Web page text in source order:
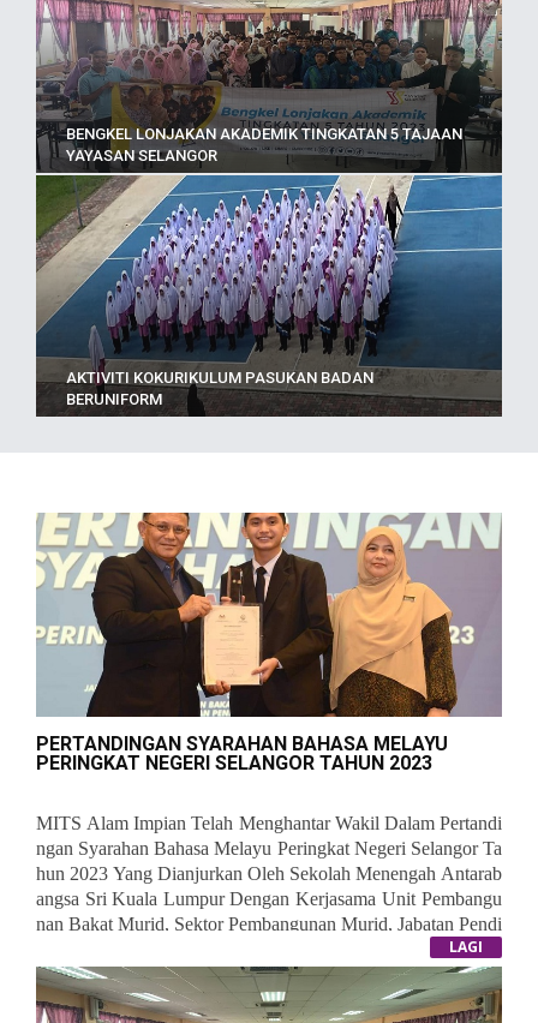
BENGKEL LONJAKAN AKADEMIK TINGKATAN 5 TAJAAN
YAYASAN SELANGOR
AKTIVITI KOKURIKULUM PASUKAN BADAN
BERUNIFORM
PERTANDINGAN SYARAHAN BAHASA MELAYU
PERINGKAT NEGERI SELANGOR TAHUN 2023
MITS Alam Impian Telah Menghantar Wakil Dalam Pertandi
Ngan Syarahan Bahasa Melayu Peringkat Negeri Selangor Ta
Hun 2023 Yang Dianjurkan Oleh Sekolah Menengah Antarab
Angsa Sri Kuala LumpurDengan Kerjasama Unit Pembangu
Nan Bakat Murid, Sektor Pembangunan Murid, Jabatan Pendi
Dikan Negeri Selangor Pada 15 Ogos 2023. Info Lanjut Berk
Enaan Pertandingan Tersebut Boleh Lawati Pautan Di Bawah
:
Https://m.facebook.com/story.php?story_fbid=766034828
857890&id=100063541391122&sfnsn=wa&mibextid=9R9
PXO
LAGI